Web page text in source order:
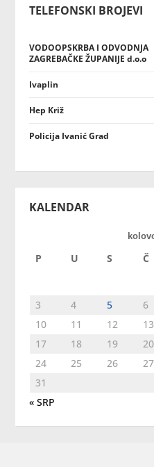
TELEFONSKI BROJEVI
VODOOPSKRBA I ODVODNJA
ZAGREBAČKE ŽUPANIJE d.o.o
Ivaplin
Hep Križ
Policija Ivanić Grad
KALENDAR
P U S Č
3
4 5 6
10
11 12 13
17
18 19 20
24
25 26 27
31
« SRP